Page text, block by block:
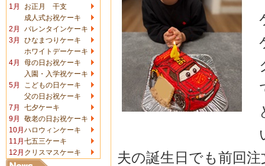
1月
お正月 干支
成人式お祝ケーキ
2月
バレンタインケーキ
3月
ひなまつりケーキ
ホワイトデーケーキ
4月
母の日お祝ケーキ
入園・入学祝ケーキ
5月
こどもの日ケーキ
父の日お祝ケーキ
7月
七夕ケーキ
9月
敬老の日お祝ケーキ
10月 ハロウィンケーキ
11月 七五三ケーキ
12月 クリスマスケーキ
夫の誕生日でも前回